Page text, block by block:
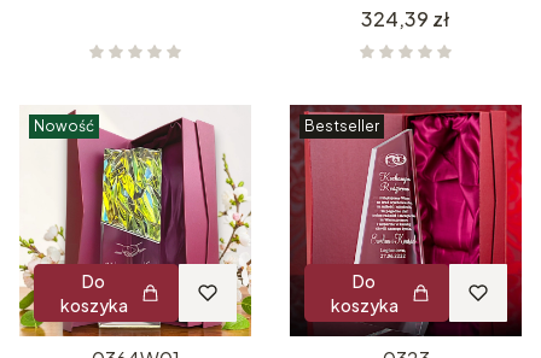
Cena
324,39 zł
Nowość
Do
koszyka
Bestseller
Do
koszyka